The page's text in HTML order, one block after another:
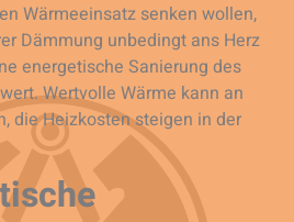
Wärmeeinsatz senken wollen,
Dämmung unbedingt ans Herz
energetische Sanierung des
Wertvolle Wärme kann an
die Heizkosten steigen in der